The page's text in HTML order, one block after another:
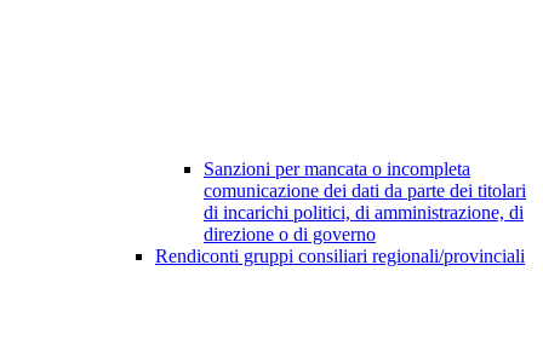
Sanzioni per mancata o incompleta
comunicazione dei dati da parte dei titolari
di incarichi politici, di amministrazione, di
direzione o di governo
Rendiconti gruppi consiliari regionali/provinciali